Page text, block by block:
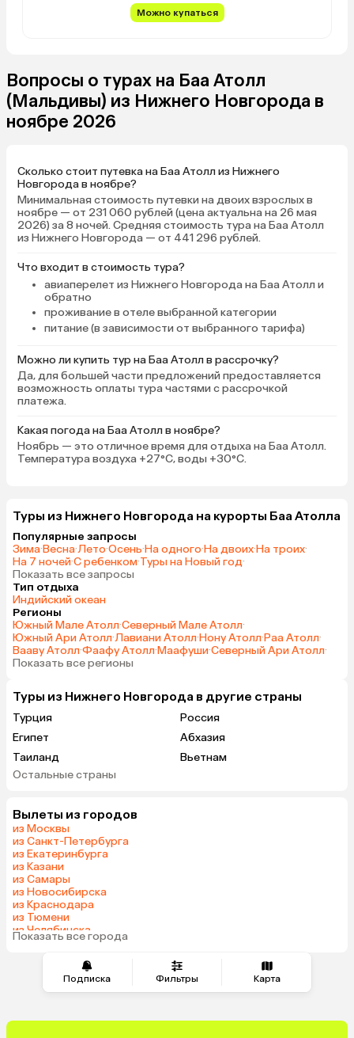
Подписка Фильтры Карта
Можно купаться
Вопросы о турах на Баа Атолл
(Мальдивы) из Нижнего Новгорода в
ноябре 2026
Сколько стоит путевка на Баа Атолл из Нижнего
Новгорода в ноябре?
Минимальная стоимость путевки на двоих взрослых в
ноябре — от 231 060 рублей (цена актуальна на 26 мая
2026) за 8 ночей. Средняя стоимость тура на Баа Атолл
из Нижнего Новгорода — от 441 296 рублей.
Что входит в стоимость тура?
авиаперелет из Нижнего Новгорода на Баа Атолл и
обратно
проживание в отеле выбранной категории
питание (в зависимости от выбранного тарифа)
Можно ли купить тур на Баа Атолл в рассрочку?
Да, для большей части предложений предоставляется
возможность оплаты тура частями с рассрочкой
платежа.
Какая погода на Баа Атолл в ноябре?
Ноябрь — это отличное время для отдыха на Баа Атолл.
Температура воздуха +27°C, воды +30°C.
Туры из Нижнего Новгорода на курорты Баа Атолла
Популярные запросы
Зима·Весна·Лето·Осень·На одного·На двоих·На троих·
На 7 ночей·С ребенком·Туры на Новый год·
Показать все запросы
Тип отдыха
Индийский океан
Регионы
Южный Мале Атолл·Северный Мале Атолл·
Южный Ари Атолл·Лавиани Атолл·Нону Атолл·Раа Атолл·
Вааву Атолл·Фаафу Атолл·Маафуши·Северный Ари Атолл·
Показать все регионы
Туры из Нижнего Новгорода в другие страны
Турция
Россия
Египет
Абхазия
Таиланд
Вьетнам
ОАЭ
Армения
Казахстан
Узбекистан
Катар
Гонконг
Таджикистан
Остальные страны
Вылеты из городов
из Москвы
из Санкт-Петербурга
из Екатеринбурга
из Казани
из Самары
из Новосибирска
из Краснодара
из Тюмени
из Челябинска
из Минеральных Вод
Показать все города